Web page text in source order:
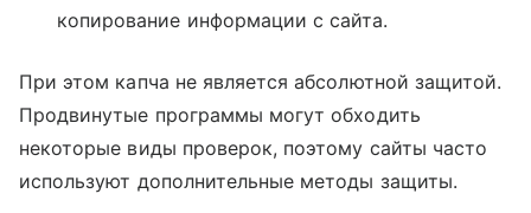
копирование информации с сайта.
При этом капча не является абсолютной защитой.
Продвинутые программы могут обходить
некоторые виды проверок, поэтому сайты часто
используют дополнительные методы защиты.